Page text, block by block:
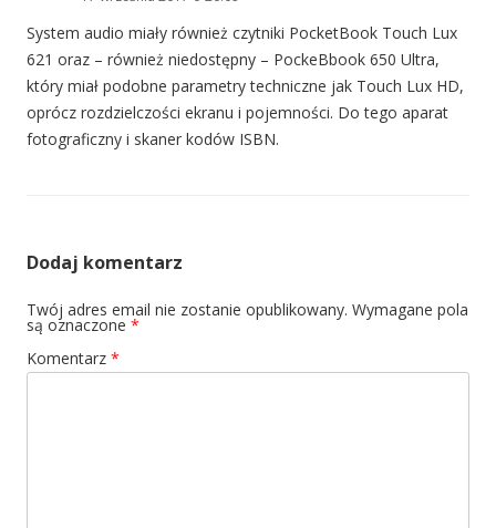
System audio miały również czytniki PocketBook Touch Lux
621 oraz – również niedostępny – PockeBbook 650 Ultra,
który miał podobne parametry techniczne jak Touch Lux HD,
oprócz rozdzielczości ekranu i pojemności. Do tego aparat
fotograficzny i skaner kodów ISBN.
Dodaj komentarz
Twój adres email nie zostanie opublikowany. Wymagane pola
są oznaczone *
Komentarz *